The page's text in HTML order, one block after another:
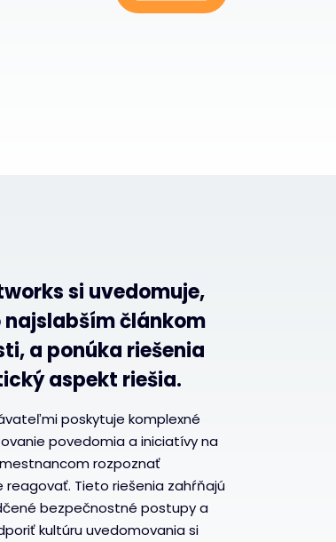
si uvedomuje,
článkom
a ponúka riešenia
aspekt riešia.
poskytuje komplexné
povedomia a iniciatívy na
rozpoznať
Tieto riešenia zahŕňajú
bezpečnostné postupy a
kultúru uvedomovania si